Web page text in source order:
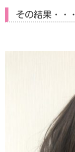
その結果・・・